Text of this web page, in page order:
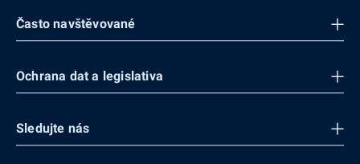
Často navštěvované
Ochrana dat a legislativa
Sledujte nás